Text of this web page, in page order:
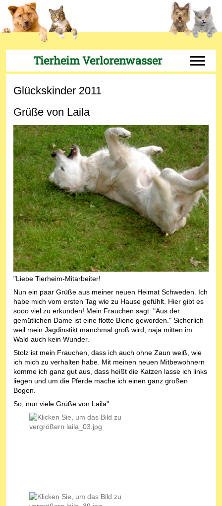
Tierheim Verlorenwasser Off-
Glückskinder 2011
Grüße von Laila
"Liebe Tierheim-Mitarbeiter!
Nun ein paar Grüße aus meiner neuen Heimat Schweden. Ich
habe mich vom ersten Tag wie zu Hause gefühlt. Hier gibt es
sooo viel zu erkunden! Mein Frauchen sagt: "Aus der
gemütlichen Dame ist eine flotte Biene geworden." Sicherlich
weil mein Jagdinstikt manchmal groß wird, naja mitten im
Wald auch kein Wunder.
Stolz ist mein Frauchen, dass ich auch ohne Zaun weiß, wie
ich mich zu verhalten habe. Mit meinen neuen Mitbewohnern
komme ich ganz gut aus, dass heißt die Katzen lasse ich links
liegen und um die Pferde mache ich einen ganz großen
Bogen.
So, nun viele Grüße von Laila"